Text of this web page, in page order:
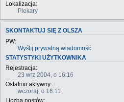
Lokalizacja:
Piekary
SKONTAKTUJ SIĘ Z OLSZA
PW:
Wyślij prywatną wiadomość
STATYSTYKI UŻYTKOWNIKA
Rejestracja:
23 wrz 2004, o 16:16
Ostatnio aktywny:
wczoraj, o 16:11